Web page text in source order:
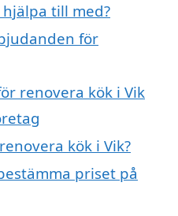
till med?
för
renovera kök i Vik
kök i Vik?
priset på